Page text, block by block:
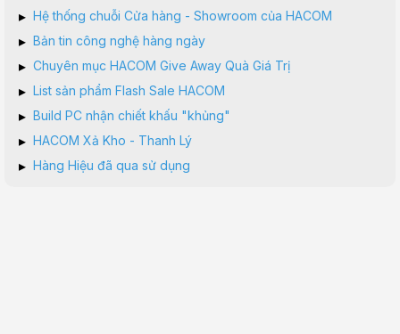
▸ Hệ thống chuỗi Cửa hàng - Showroom của HACOM
▸ Bản tin công nghệ hàng ngày
▸ Chuyên mục HACOM Give Away Quà Giá Trị
▸ List sản phẩm Flash Sale HACOM
▸ Build PC nhận chiết khấu "khủng"
▸ HACOM Xả Kho - Thanh Lý
▸ Hàng Hiệu đã qua sử dụng